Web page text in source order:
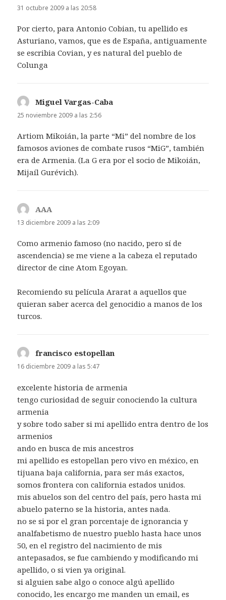
31 octubre 2009 a las 20:58
Por cierto, para Antonio Cobian, tu apellido es
Asturiano, vamos, que es de España, antiguamente
se escribia Covian, y es natural del pueblo de
Colunga
Miguel Vargas-Caba
25 noviembre 2009 a las 2:56
Artiom Mikoián, la parte “Mi” del nombre de los
famosos aviones de combate rusos “MiG”, también
era de Armenia. (La G era por el socio de Mikoián,
Mijaíl Gurévich).
AAAdice:
13 diciembre 2009 a las 2:09
Como armenio famoso (no nacido, pero sí de
ascendencia) se me viene a la cabeza el reputado
director de cine Atom Egoyan.
Recomiendo su película Ararat a aquellos que
quieran saber acerca del genocidio a manos de los
turcos.
francisco estopellan
16 diciembre 2009 a las 5:47
excelente historia de armenia
tengo curiosidad de seguir conociendo la cultura
armenia
y sobre todo saber si mi apellido entra dentro de los
armenios
ando en busca de mis ancestros
mi apellido es estopellan pero vivo en méxico, en
tijuana baja california, para ser más exactos,
somos frontera con california estados unidos.
mis abuelos son del centro del país, pero hasta mi
abuelo paterno se la historia, antes nada.
no se si por el gran porcentaje de ignorancia y
analfabetismo de nuestro pueblo hasta hace unos
50, en el registro del nacimiento de mis
antepasados, se fue cambiendo y modificando mi
apellido, o si vien ya original.
si alguien sabe algo o conoce algú apellido
conocido, les encargo me manden un email, es